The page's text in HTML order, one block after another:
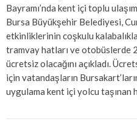
Bayramı’nda kent içi toplu
Bursa Büyükşehir Belediyesi,
etkinliklerinin coşkulu
tramvay hatları ve otobüslerde
ücretsiz olacağını açıkladı.
için vatandaşların
uygulama kent içi yolcu taşınan